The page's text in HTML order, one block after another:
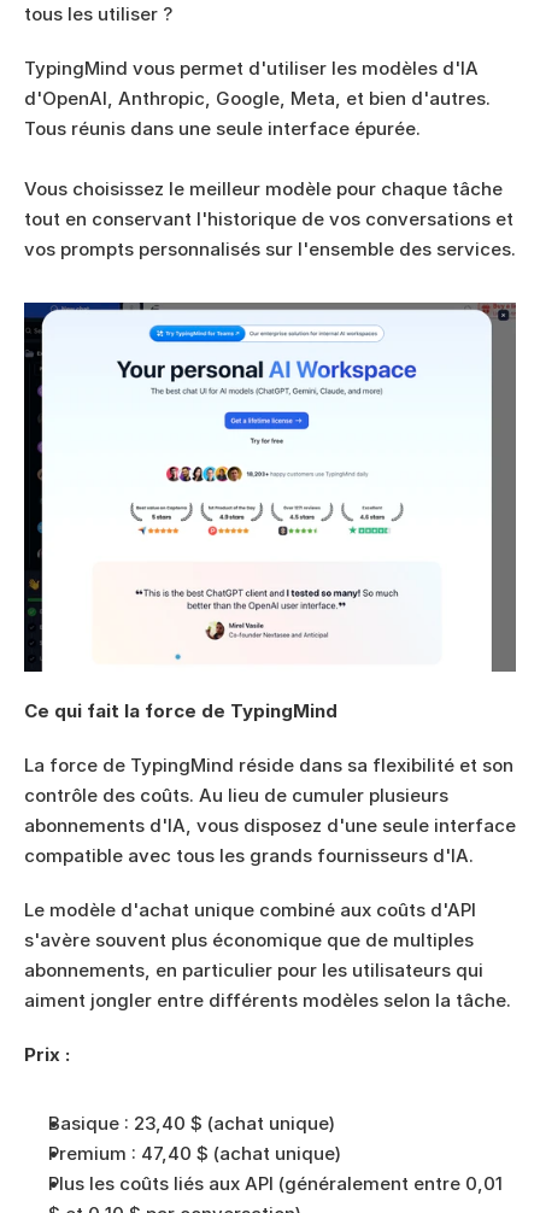
tous les utiliser ?
TypingMind vous permet d'utiliser les modèles d'IA
d'OpenAI, Anthropic, Google, Meta, et bien d'autres.
Tous réunis dans une seule interface épurée.
Vous choisissez le meilleur modèle pour chaque tâche
tout en conservant l'historique de vos conversations et
vos prompts personnalisés sur l'ensemble des services.
Ce qui fait la force de TypingMind
La force de TypingMind réside dans sa flexibilité et son
contrôle des coûts. Au lieu de cumuler plusieurs
abonnements d'IA, vous disposez d'une seule interface
compatible avec tous les grands fournisseurs d'IA.
Le modèle d'achat unique combiné aux coûts d'API
s'avère souvent plus économique que de multiples
abonnements, en particulier pour les utilisateurs qui
aiment jongler entre différents modèles selon la tâche.
Prix :
Basique : 23,40 $ (achat unique)
Premium : 47,40 $ (achat unique)
Plus les coûts liés aux API (généralement entre 0,01